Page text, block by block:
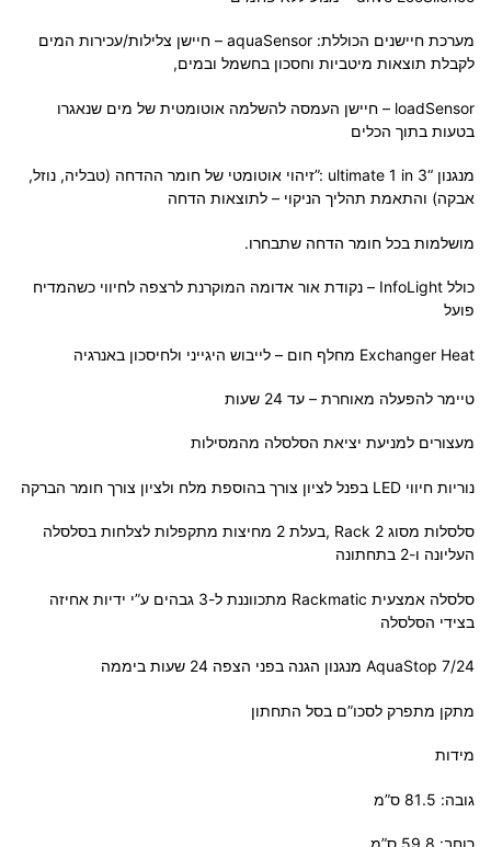
מערכת חיישנים הכוללת: aquaSensor – חיישן צלילות/עכירות המים
לקבלת תוצאות מיטביות וחסכון בחשמל ובמים,
loadSensor – חיישן העמסה להשלמה אוטומטית של מים שנאגרו
בטעות בתוך הכלים
מנגנון “ultimate 1 in 3 :”זיהוי אוטומטי של חומר ההדחה (טבליה, נוזל,
אבקה) והתאמת תהליך הניקוי – לתוצאות הדחה
מושלמות בכל חומר הדחה שתבחרו.
כולל InfoLight – נקודת אור אדומה המוקרנת לרצפה לחיווי כשהמדיח
פועל
Exchanger Heat מחלף חום – לייבוש היגייני ולחיסכון באנרגיה
טיימר להפעלה מאוחרת – עד 24 שעות
מעצורים למניעת יציאת הסלסלה מהמסילות
נוריות חיווי LED בפנל לציון צורך בהוספת מלח ולציון צורך חומר הברקה
סלסלות מסוג 2 Rack ,בעלת 2 מחיצות מתקפלות לצלחות בסלסלה
העליונה ו-2 בתחתונה
סלסלה אמצעית Rackmatic מתכווננת ל-3 גבהים ע”י ידיות אחיזה
בצידי הסלסלה
7/24 AquaStop מנגנון הגנה בפני הצפה 24 שעות ביממה
מתקן מתפרק לסכו”ם בסל התחתון
מידות
גובה: 81.5 ס”מ
רוחב: 59.8 ס”מ